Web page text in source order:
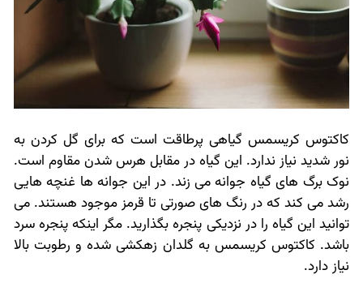
کاکتوس کریسمس گیاهی پرطاقت است که برای گل کردن به
نور شدید نیاز ندارد. این گیاه در مقابل هرس شدن مقاوم است.
نوک برگ های گیاه جوانه می زند. در این جوانه ها غنچه هایی
رشد می کند که در رنگ های صورتی تا قرمز موجود هستند. می
توانید این گیاه را در نزدیکی پنجره بگذارید. مگر اینکه پنجره سرد
باشد. کاکتوس کریسمس به گلدان زهکشی شده و رطوبت بالا
نیاز دارد.